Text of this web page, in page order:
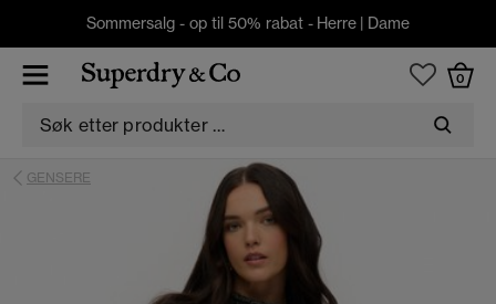
Sommersalg - op til 50% rabat - Herre | Dame
0
GENSERE